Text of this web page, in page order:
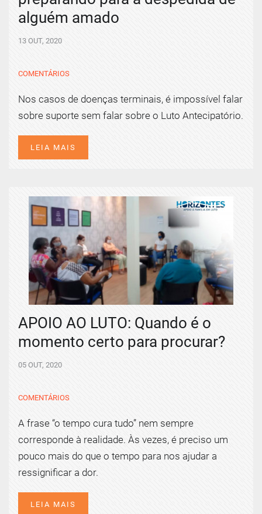
alguém amado
13 OUT, 2020
COMENTÁRIOS
Nos casos de doenças terminais, é impossível falar
sobre suporte sem falar sobre o Luto Antecipatório.
LEIA MAIS
APOIO AO LUTO: Quando é o
momento certo para procurar?
05 OUT, 2020
COMENTÁRIOS
A frase “o tempo cura tudo” nem sempre
corresponde à realidade. Às vezes, é preciso um
pouco mais do que o tempo para nos ajudar a
ressignificar a dor.
LEIA MAIS